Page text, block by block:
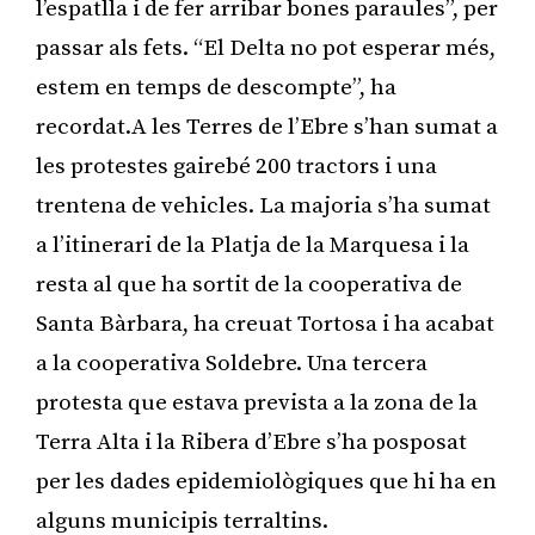
l’espatlla i de fer arribar bones paraules”, per
passar als fets. “El Delta no pot esperar més,
estem en temps de descompte”, ha
recordat.A les Terres de l’Ebre s’han sumat a
les protestes gairebé 200 tractors i una
trentena de vehicles. La majoria s’ha sumat
a l’itinerari de la Platja de la Marquesa i la
resta al que ha sortit de la cooperativa de
Santa Bàrbara, ha creuat Tortosa i ha acabat
a la cooperativa Soldebre. Una tercera
protesta que estava prevista a la zona de la
Terra Alta i la Ribera d’Ebre s’ha posposat
per les dades epidemiològiques que hi ha en
alguns municipis terraltins.